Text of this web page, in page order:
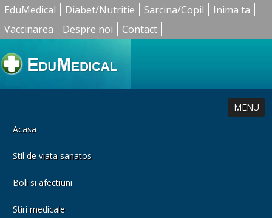
EduMedical Diabet/Nutritie Sarcina/Copil
Inima ta
Vaccinarea
Despre noi Contact
MENU
Acasa
Stil de viata sanatos
Boli si afectiuni
Stiri medicale